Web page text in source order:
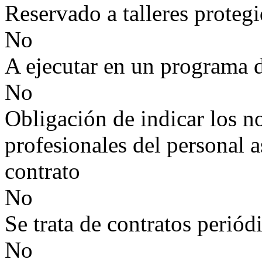
Reservado a talleres
No
A ejecutar en un programa
No
Obligación de indicar los
profesionales del personal
contrato
No
Se trata de contratos
No